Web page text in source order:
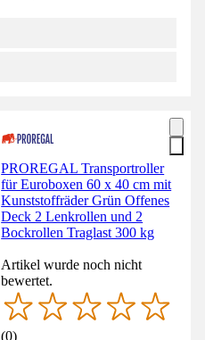
PROREGAL Transportroller
für Euroboxen 60 x 40 cm mit
Kunststoffräder Grün Offenes
Deck 2 Lenkrollen und 2
Bockrollen Traglast 300 kg
Artikel wurde noch nicht
bewertet.
(0)